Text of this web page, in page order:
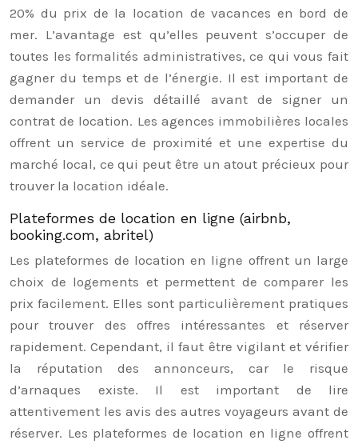
20% du prix de la location de vacances en bord de
mer. L’avantage est qu’elles peuvent s’occuper de
toutes les formalités administratives, ce qui vous fait
gagner du temps et de l’énergie. Il est important de
demander un devis détaillé avant de signer un
contrat de location. Les agences immobilières locales
offrent un service de proximité et une expertise du
marché local, ce qui peut être un atout précieux pour
trouver la location idéale.
Plateformes de location en ligne (airbnb,
booking.com, abritel)
Les plateformes de location en ligne offrent un large
choix de logements et permettent de comparer les
prix facilement. Elles sont particulièrement pratiques
pour trouver des offres intéressantes et réserver
rapidement. Cependant, il faut être vigilant et vérifier
la réputation des annonceurs, car le risque
d’arnaques existe. Il est important de lire
attentivement les avis des autres voyageurs avant de
réserver. Les plateformes de location en ligne offrent